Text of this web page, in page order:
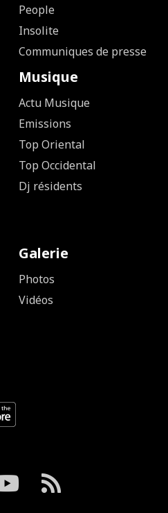
People
Insolite
Communiques de presse
Musique
Actu Musique
Emissions
Top Oriental
Top Occidental
Dj résidents
Galerie
Photos
Vidéos